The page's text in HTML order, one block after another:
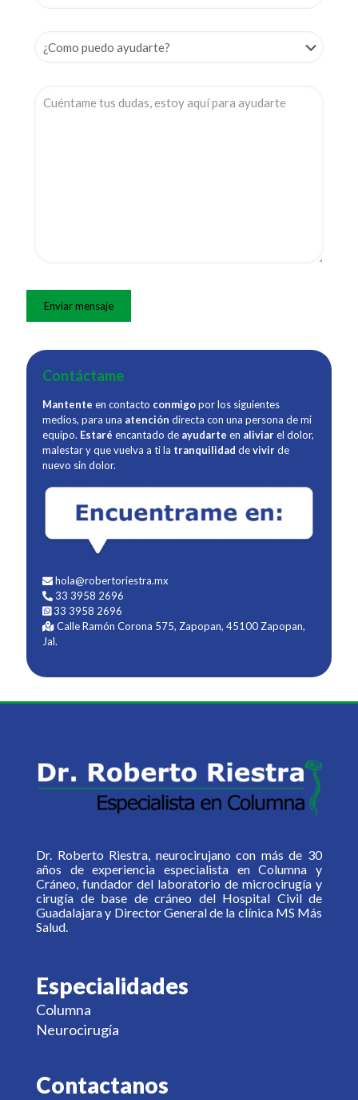
Contáctame
Mantente en contacto conmigopor los siguientes
medios, para una atención directa con una persona de mi
equipo. Estaré encantado de ayudarte en aliviarel dolor,
malestar y que vuelva a ti la tranquilidad devivirde
nuevo sin dolor.
hola@robertoriestra.mx
33 3958 2696
33 3958 2696
Calle Ramón Corona 575, Zapopan, 45100 Zapopan,
Jal.
Dr. Roberto Riestra, neurocirujano con más de 30
años de experiencia especialista en Columna y
Cráneo, fundador del laboratorio de microcirugía y
cirugía de base de cráneo del Hospital Civil de
Guadalajara y Director General de la clínica MS Más
Salud.
Especialidades
Columna
Neurocirugía
Contactanos